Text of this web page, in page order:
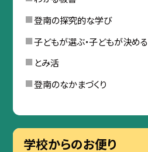
登南の探究的な学び
子どもが選ぶ・子どもが決める
とみ活
登南のなかまづくり
学校からのお便り